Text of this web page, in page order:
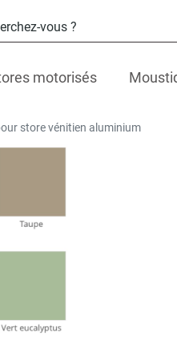
motorisés
store vénitien aluminium